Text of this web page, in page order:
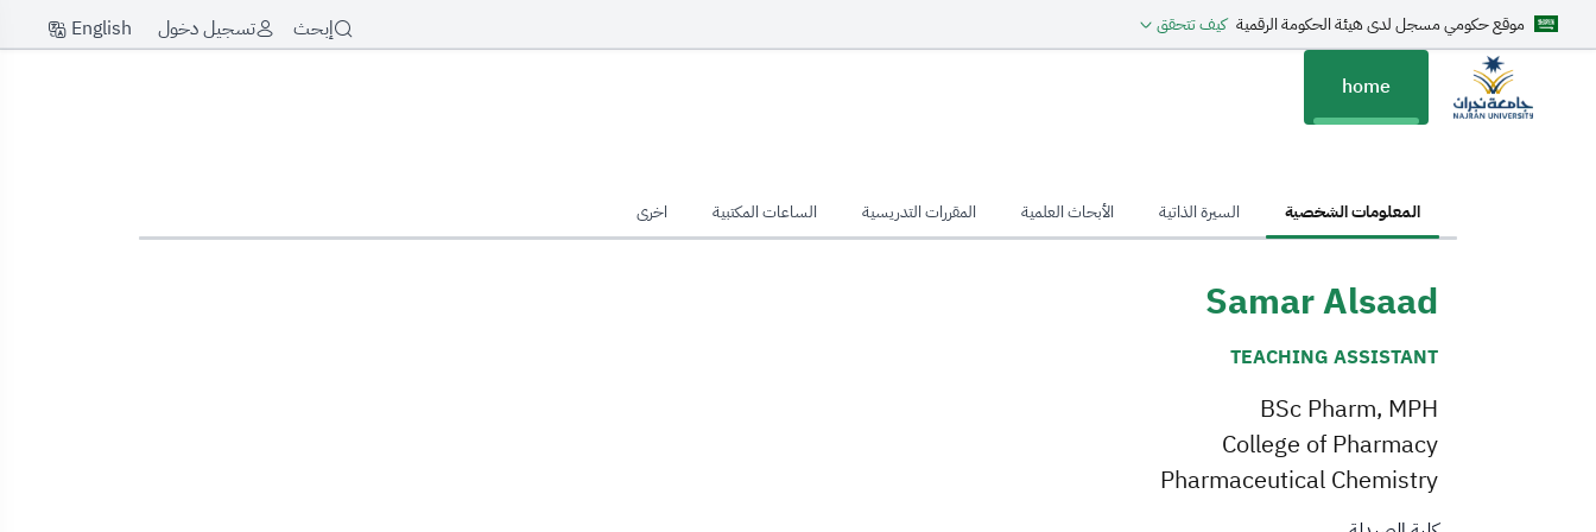
موقع حكومي مسجل لدى هيئة الحكومة الرقمية كيف تتحقق إبحث تسجيل دخول English
home
المعلومات الشخصية السيرة الذاتية الأبحاث العلمية المقررات التدريسية الساعات المكتبية اخرى
Samar Alsaad
TEACHING ASSISTANT
BSc Pharm, MPH
College of Pharmacy
Pharmaceutical Chemistry